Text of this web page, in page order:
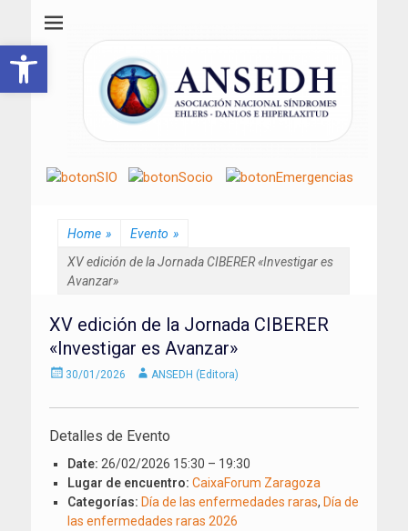
Home » Evento »
XV edición de la Jornada CIBERER «Investigar es
Avanzar»
XV edición de la Jornada CIBERER
«Investigar es Avanzar»
Enviado
30/01/2026 AutorANSEDH (Editora)
Detalles de Evento
Date: 26/02/2026 15:30 – 19:30
Lugar de encuentro: CaixaForum Zaragoza
Categorías: Día de las enfermedades raras, Día de
las enfermedades raras 2026
Abrir barra de herramientas